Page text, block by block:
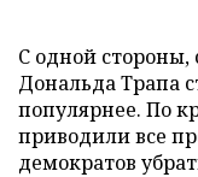
С одной стороны,
Дональда Трапа
популярнее. По
приводили все
демократов